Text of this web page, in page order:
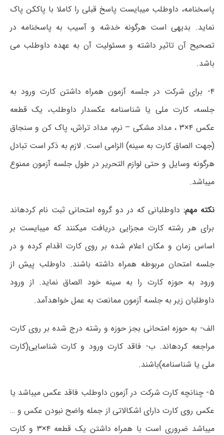
پاسخنامه، داوطلب میبایست پاسخ قبلی را کاملا با پاککن پاک
نماید. بدیهی است هرگونه خدشه و آسیب به پاسخنامه در
تصحیح آن تاثیر داشته و مسئولیت آن به عهده داوطلب می
باشد.
۴- برای شرکت در جلسه آزمون همراه داشتن کارت ورود به
جلسه، کارت ملی یا شناسنامه عکسدار داوطلب، یک قطعه
عکس ۴×۳ ، مداد مشکی – نرم، مداد تراش، پاک کن و سنجاق
(جهت الصاق کارت به سینه) الزامی است. لازم به ذکر است تبادل
هرگونه وسایل و حتی لوازم التحریر در طول جلسه آزمون ممنوع
میباشد.
نکته مهم: داوطلبانی که در دو گروه امتحانی ثبت نام کردهاند
برای هر رشته کارت مجزایی دریافت میکنند که میبایست بر
اساس زمان و مکان اعلام شده بر روی کارت اقدام کرده و در
جلسه امتحان مربوطه همراه داشته باشند. داوطلب پیش از
ورود به حوزه کارت را به سینه خود الصاق نماید. از ورود
داوطلبان زیر به جلسه آزمون ممانعت به عمل خواهدآمد.
الف- به حوزه امتحانی بجز حوزه و رشته درج شده بر روی کارت
مراجعه کردهاند. ب- فاقد کارت ورود و کارت شناسایی(کارت
ملی یا شناسنامه)باشند.
۵- چنانچه کارت شرکت در آزمون داوطلب فاقد عکس میباشد یا
عکس روی کارت دارای اشکالاتی از جمله واضح نبودن عکس و …
میباشد ضروری است با همراه داشتن یک قطعه ۴×۳ و کارت